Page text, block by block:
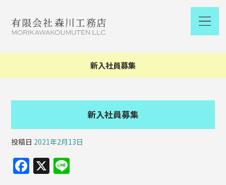
新入社員募集
新入社員募集
投稿日 2021年2月13日
F X